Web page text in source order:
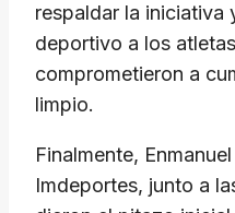
respaldar la iniciativa
deportivo a los
comprometieron a
limpio.
​Finalmente,
Imdeportes, junto a